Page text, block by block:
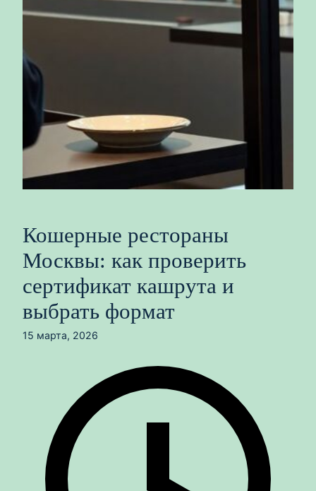
Кошерные рестораны
Москвы: как проверить
сертификат кашрута и
выбрать формат
15 марта, 2026